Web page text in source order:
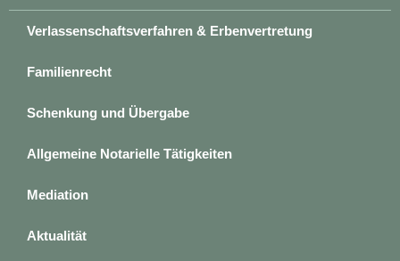
Verlassenschaftsverfahren & Erbenvertretung
Familienrecht
Schenkung und Übergabe
Allgemeine Notarielle Tätigkeiten
Mediation
Aktualität